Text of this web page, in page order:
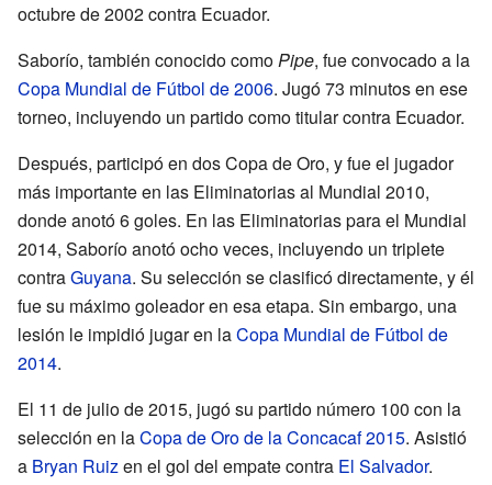
octubre de 2002 contra Ecuador.
Saborío, también conocido comoPipe, fue convocado a la
Copa Mundial de Fútbol de 2006. Jugó 73 minutos en ese
torneo, incluyendo un partido como titular contra Ecuador.
Después, participó en dos Copa de Oro, y fue el jugador
más importante en las Eliminatorias al Mundial 2010,
donde anotó 6 goles. En las Eliminatorias para el Mundial
2014, Saborío anotó ocho veces, incluyendo un triplete
contraGuyana. Su selección se clasificó directamente, y él
fue su máximo goleador en esa etapa. Sin embargo, una
lesión le impidió jugar en laCopa Mundial de Fútbol de
2014.
El 11 de julio de 2015, jugó su partido número 100 con la
selección en laCopa de Oro de la Concacaf 2015. Asistió
a Bryan Ruizen el gol del empate contra El Salvador.